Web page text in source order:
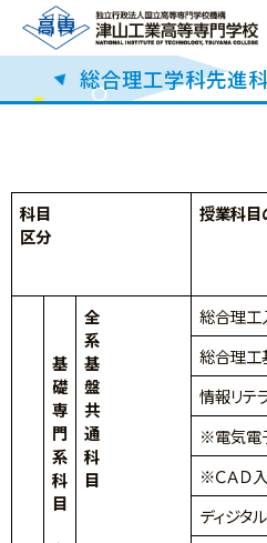
総合理工学科先進
科目
区分
授業科目
基
礎
専
門
系
科
目
全
系
基
盤
共
通
科
目
総合理工
総合理工
情報リテ
※電気電
※ＣＡＤ
ディジタ